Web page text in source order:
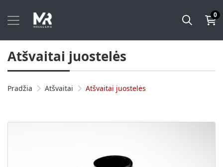
0
Atšvaitai juostelės
Pradžia Atšvaitai Atšvaitai juostelės